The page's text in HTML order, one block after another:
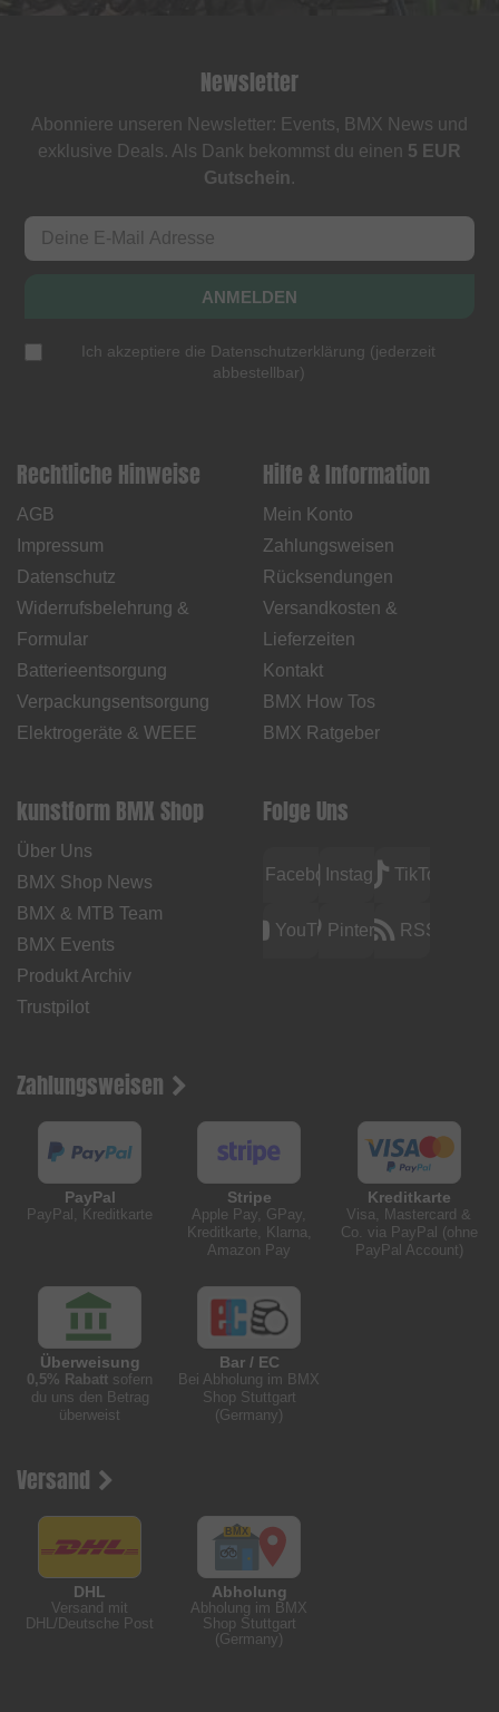
Newsletter
Abonniere unseren Newsletter: Events, BMX News und
exklusive Deals. Als Dank bekommst du einen 5 EUR
Gutschein.
ANMELDEN
Ich akzeptiere die Datenschutzerklärung (jederzeit
abbestellbar)
Rechtliche Hinweise
AGB
Impressum
Datenschutz
Widerrufsbelehrung &
Formular
Batterieentsorgung
Verpackungsentsorgung
Elektrogeräte & WEEE
Hilfe & Information
Mein Konto
Zahlungsweisen
Rücksendungen
Versandkosten &
Lieferzeiten
Kontakt
BMX How Tos
BMX Ratgeber
kunstform BMX Shop
Über Uns
BMX Shop News
BMX & MTB Team
BMX Events
Produkt Archiv
Trustpilot
Folge Uns
FacebookInstagramTikTok
YouTubePinterest RSS
Zahlungsweisen
PayPal
PayPal, Kreditkarte
Stripe
Apple Pay, GPay,
Kreditkarte, Klarna,
Amazon Pay
Kreditkarte
Visa, Mastercard &
Co. via PayPal (ohne
PayPal Account)
Überweisung
0,5% Rabatt sofern
du uns den Betrag
überweist
Bar / EC
Bei Abholung im BMX
Shop Stuttgart
(Germany)
Versand
DHL
Versand mit
DHL/Deutsche Post
Abholung
Abholung im BMX
Shop Stuttgart
(Germany)